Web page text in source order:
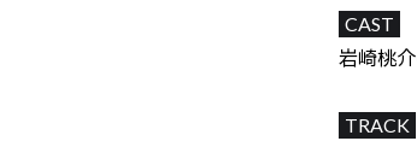
CAST
岩崎桃
TRACK